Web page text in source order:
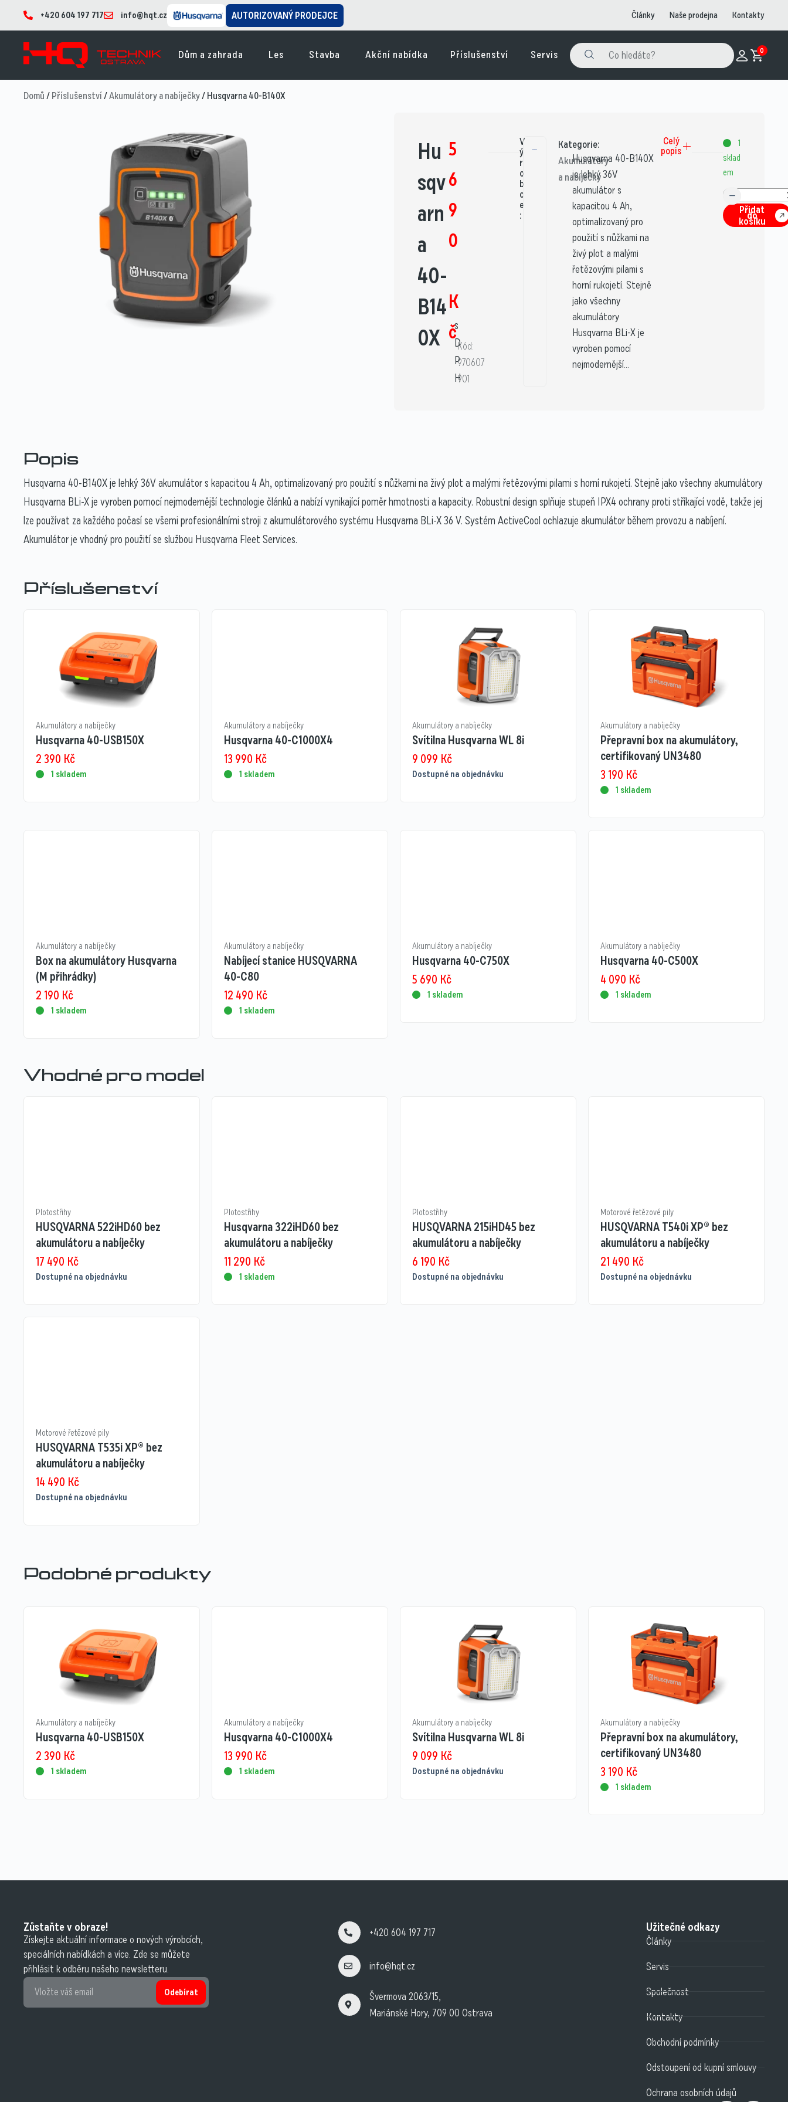
+420 604 197 717 info@hqt.cz AUTORIZOVANÝ PRODEJCE Články Naše prodejna Kontakty
Dům a zahrada Les Stavba Akční nabídka Příslušenství Servis 0
Domů/Příslušenství/Akumulátory a nabíječky/ Husqvarna 40-B140X
Hu
sqv
arn
a
40-
B14
0X
5
6
9
0
K
čs
D
P
H
Kód:
970607
901
V
ý
r
o
b
c
e
:
Kategorie:
Akumulátory
a nabíječky
Husqvarna 40-B140X
je lehký 36V
akumulátor s
kapacitou 4 Ah,
optimalizovaný pro
použití s nůžkami na
živý plot a malými
řetězovými pilami s
horní rukojetí. Stejně
jako všechny
akumulátory
Husqvarna BLi-X je
vyroben pomocí
nejmodernější...
Celý
popis
1
sklad
em
Přidat
do
košíku
Popis
Husqvarna 40-B140X je lehký 36V akumulátor s kapacitou 4 Ah, optimalizovaný pro použití s nůžkami na živý plot a malými řetězovými pilami s horní rukojetí. Stejně jako všechny akumulátory
Husqvarna BLi-X je vyroben pomocí nejmodernější technologie článků a nabízí vynikající poměr hmotnosti a kapacity. Robustní design splňuje stupeň IPX4 ochrany proti stříkající vodě, takže jej
lze používat za každého počasí se všemi profesionálními stroji z akumulátorového systému Husqvarna BLi-X 36 V. Systém ActiveCool ochlazuje akumulátor během provozu a nabíjení.
Akumulátor je vhodný pro použití se službou Husqvarna Fleet Services.
Příslušenství
Akumulátory a nabíječky
Husqvarna 40-USB150X
2 390 Kč
1 skladem
Akumulátory a nabíječky
Husqvarna 40-C1000X4
13 990 Kč
1 skladem
Akumulátory a nabíječky
Svítilna Husqvarna WL 8i
9 099 Kč
Dostupné na objednávku
Akumulátory a nabíječky
Přepravní box na akumulátory,
certifikovaný UN3480
3 190 Kč
1 skladem
Akumulátory a nabíječky
Box na akumulátory Husqvarna
(M přihrádky)
2 190 Kč
1 skladem
Akumulátory a nabíječky
Nabíjecí stanice HUSQVARNA
40-C80
12 490 Kč
1 skladem
Akumulátory a nabíječky
Husqvarna 40-C750X
5 690 Kč
1 skladem
Akumulátory a nabíječky
Husqvarna 40-C500X
4 090 Kč
1 skladem
Vhodné pro model
Plotostřihy
HUSQVARNA 522iHD60 bez
akumulátoru a nabíječky
17 490 Kč
Dostupné na objednávku
Plotostřihy
Husqvarna 322iHD60 bez
akumulátoru a nabíječky
11 290 Kč
1 skladem
Plotostřihy
HUSQVARNA 215iHD45 bez
akumulátoru a nabíječky
6 190 Kč
Dostupné na objednávku
Motorové řetězové pily
HUSQVARNA T540i XP® bez
akumulátoru a nabíječky
21 490 Kč
Dostupné na objednávku
Motorové řetězové pily
HUSQVARNA T535i XP® bez
akumulátoru a nabíječky
14 490 Kč
Dostupné na objednávku
Podobné produkty
Akumulátory a nabíječky
Husqvarna 40-USB150X
2 390 Kč
1 skladem
Akumulátory a nabíječky
Husqvarna 40-C1000X4
13 990 Kč
1 skladem
Akumulátory a nabíječky
Svítilna Husqvarna WL 8i
9 099 Kč
Dostupné na objednávku
Akumulátory a nabíječky
Přepravní box na akumulátory,
certifikovaný UN3480
3 190 Kč
1 skladem
Zůstaňte v obraze!
Získejte aktuální informace o nových výrobcích,
speciálních nabídkách a více. Zde se můžete
přihlásit k odběru našeho newsletteru.
Odebírat
+420 604 197 717
info@hqt.cz
Švermova 2063/15,
Mariánské Hory, 709 00 Ostrava
Užitečné odkazy
Články
Servis
Společnost
Kontakty
Obchodní podmínky
Odstoupení od kupní smlouvy
Ochrana osobních údajů